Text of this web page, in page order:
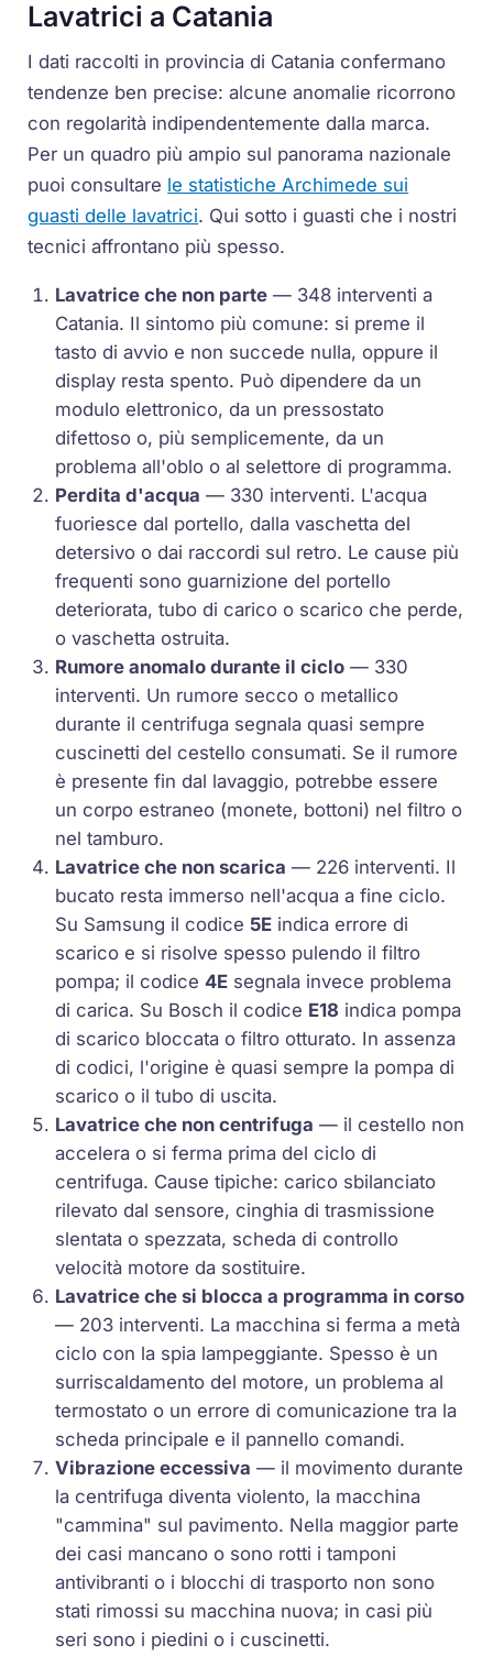
Lavatrici a Catania
I dati raccolti in provincia di Catania confermano
tendenze ben precise: alcune anomalie ricorrono
con regolarità indipendentemente dalla marca.
Per un quadro più ampio sul panorama nazionale
puoi consultare le statistiche Archimede sui
guasti delle lavatrici. Qui sotto i guasti che i nostri
tecnici affrontano più spesso.
Lavatrice che non parte — 348 interventi a
Catania. Il sintomo più comune: si preme il
tasto di avvio e non succede nulla, oppure il
display resta spento. Può dipendere da un
modulo elettronico, da un pressostato
difettoso o, più semplicemente, da un
problema all'oblo o al selettore di programma.
Perdita d'acqua — 330 interventi. L'acqua
fuoriesce dal portello, dalla vaschetta del
detersivo o dai raccordi sul retro. Le cause più
frequenti sono guarnizione del portello
deteriorata, tubo di carico o scarico che perde,
o vaschetta ostruita.
Rumore anomalo durante il ciclo — 330
interventi. Un rumore secco o metallico
durante il centrifuga segnala quasi sempre
cuscinetti del cestello consumati. Se il rumore
è presente fin dal lavaggio, potrebbe essere
un corpo estraneo (monete, bottoni) nel filtro o
nel tamburo.
Lavatrice che non scarica — 226 interventi. Il
bucato resta immerso nell'acqua a fine ciclo.
Su Samsung il codice 5E indica errore di
scarico e si risolve spesso pulendo il filtro
pompa; il codice4E segnala invece problema
di carica. Su Bosch il codice E18 indica pompa
di scarico bloccata o filtro otturato. In assenza
di codici, l'origine è quasi sempre la pompa di
scarico o il tubo di uscita.
Lavatrice che non centrifuga — il cestello non
accelera o si ferma prima del ciclo di
centrifuga. Cause tipiche: carico sbilanciato
rilevato dal sensore, cinghia di trasmissione
slentata o spezzata, scheda di controllo
velocità motore da sostituire.
Lavatrice che si blocca a programma in corso
— 203 interventi. La macchina si ferma a metà
ciclo con la spia lampeggiante. Spesso è un
surriscaldamento del motore, un problema al
termostato o un errore di comunicazione tra la
scheda principale e il pannello comandi.
Vibrazione eccessiva — il movimento durante
la centrifuga diventa violento, la macchina
"cammina" sul pavimento. Nella maggior parte
dei casi mancano o sono rotti i tamponi
antivibranti o i blocchi di trasporto non sono
stati rimossi su macchina nuova; in casi più
seri sono i piedini o i cuscinetti.